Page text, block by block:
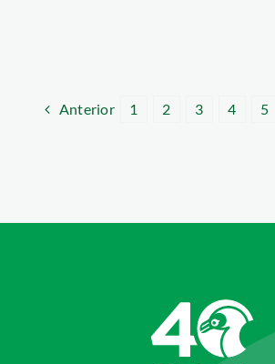
Anterior 1 2 3 4 5